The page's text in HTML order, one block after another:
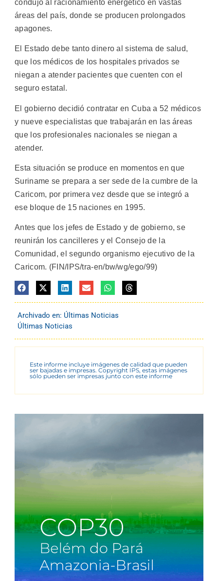
condujo al racionamiento energético en vastas
áreas del país, donde se producen prolongados
apagones.
El Estado debe tanto dinero al sistema de salud,
que los médicos de los hospitales privados se
niegan a atender pacientes que cuenten con el
seguro estatal.
El gobierno decidió contratar en Cuba a 52 médicos
y nueve especialistas que trabajarán en las áreas
que los profesionales nacionales se niegan a
atender.
Esta situación se produce en momentos en que
Suriname se prepara a ser sede de la cumbre de la
Caricom, por primera vez desde que se integró a
ese bloque de 15 naciones en 1995.
Antes que los jefes de Estado y de gobierno, se
reunirán los cancilleres y el Consejo de la
Comunidad, el segundo organismo ejecutivo de la
Caricom. (FIN/IPS/tra-en/bw/wg/ego/99)
Archivado en: Últimas Noticias
Últimas Noticias
Este informe incluye imágenes de calidad que pueden
ser bajadas e impresas. Copyright IPS, estas imágenes
sólo pueden ser impresas junto con este informe